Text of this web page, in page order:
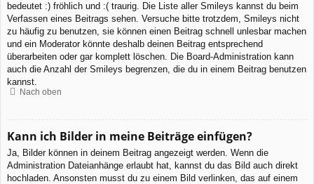
bedeutet :) fröhlich und :( traurig. Die Liste aller Smileys kannst du beim
Verfassen eines Beitrags sehen. Versuche bitte trotzdem, Smileys nicht
zu häufig zu benutzen, sie können einen Beitrag schnell unlesbar machen
und ein Moderator könnte deshalb deinen Beitrag entsprechend
überarbeiten oder gar komplett löschen. Die Board-Administration kann
auch die Anzahl der Smileys begrenzen, die du in einem Beitrag benutzen
kannst.
Nach oben
Kann ich Bilder in meine Beiträge einfügen?
Ja, Bilder können in deinem Beitrag angezeigt werden. Wenn die
Administration Dateianhänge erlaubt hat, kannst du das Bild auch direkt
hochladen. Ansonsten musst du zu einem Bild verlinken, das auf einem